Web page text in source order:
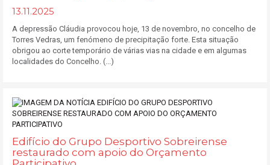
13.11.2025
A depressão Cláudia provocou hoje, 13 de novembro, no concelho de
Torres Vedras, um fenómeno de precipitação forte. Esta situação
obrigou ao corte temporário de várias vias na cidade e em algumas
localidades do Concelho. (...)
Edifício do Grupo Desportivo Sobreirense
restaurado com apoio do Orçamento